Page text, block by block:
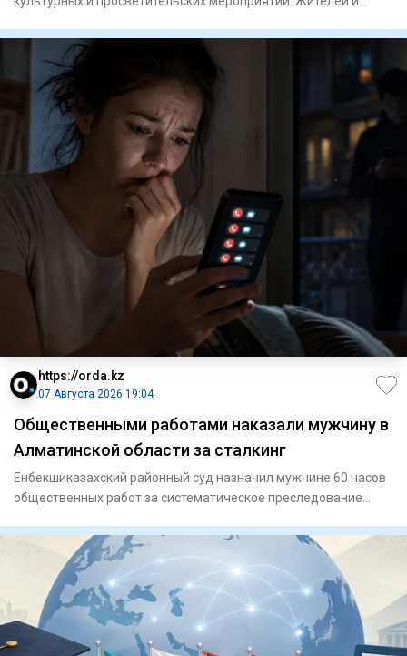
https://orda.kz
07 Августа 2026 19:04
Общественными работами наказали мужчину в
Алматинской области за сталкинг
Енбекшиказахский районный суд назначил мужчине 60 часов
общественных работ за систематическое преследование